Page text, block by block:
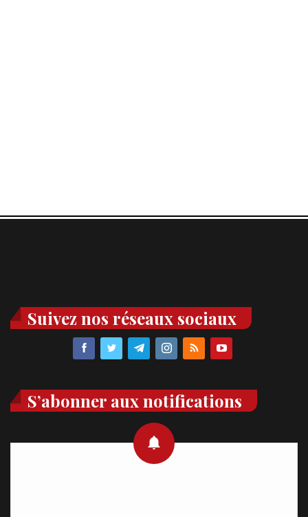
Suivez nos réseaux sociaux
S’abonner aux notifications